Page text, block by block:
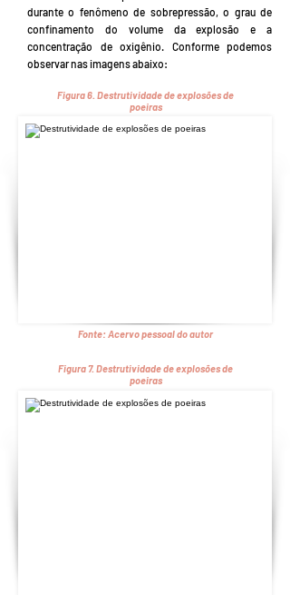
durante o fenômeno de sobrepressão, o grau de
confinamento do volume da explosão e a
concentração de oxigênio. Conforme podemos
observar nas imagens abaixo:
Figura 6. Destrutividade de explosões de
poeiras
Fonte: Acervo pessoal do autor
Figura 7. Destrutividade de explosões de
poeiras